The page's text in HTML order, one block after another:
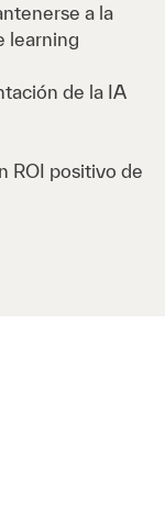
a la
learning
de la IA
ROI positivo de